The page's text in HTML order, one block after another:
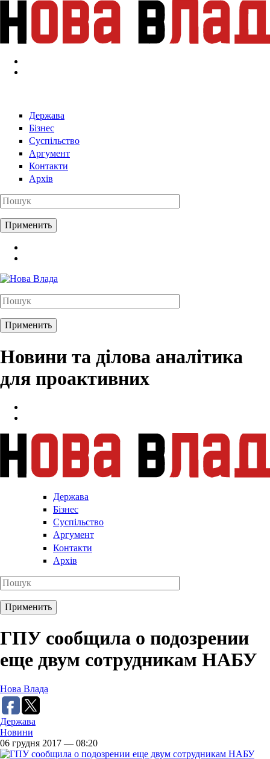
Перейти к основному содержанию
Держава
Бізнес
Суспільство
Аргумент
Контакти
Архів
Новини та ділова аналітика
для проактивних
Держава
Бізнес
Суспільство
Аргумент
Контакти
Архів
ГПУ сообщила о подозрении
еще двум сотрудникам НАБУ
Нова Влада
Держава
Новини
06 грудня 2017 — 08:20